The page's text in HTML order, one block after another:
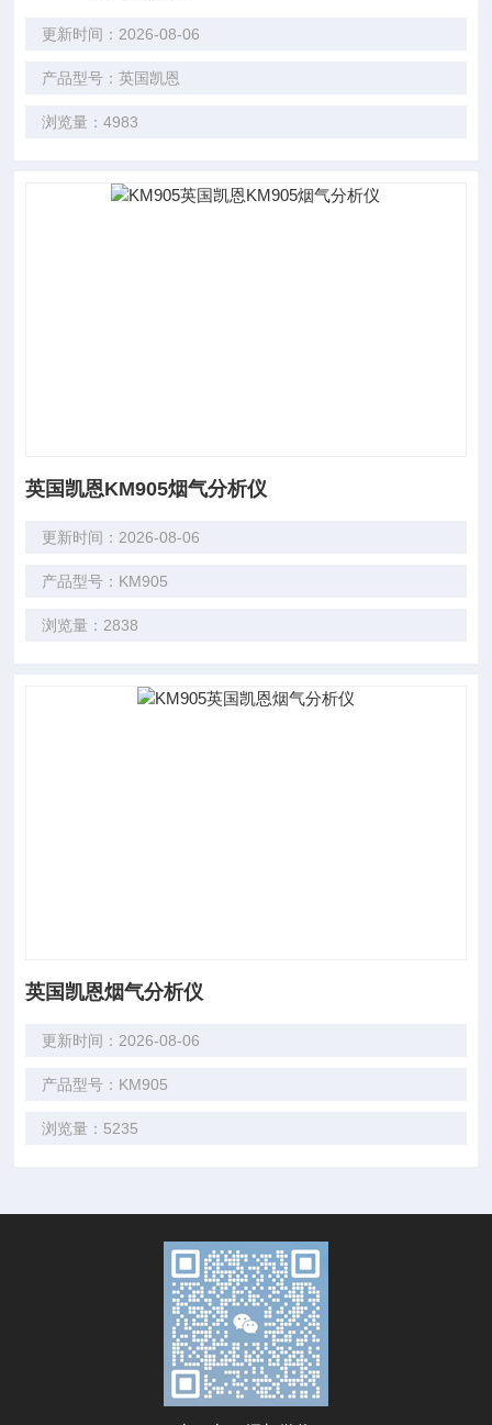
更新时间：2026-08-06
产品型号：英国凯恩
浏览量：4983
英国凯恩KM905烟气分析仪
更新时间：2026-08-06
产品型号：KM905
浏览量：2838
英国凯恩烟气分析仪
更新时间：2026-08-06
产品型号：KM905
浏览量：5235